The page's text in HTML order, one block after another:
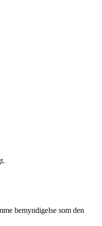
bemyndigelse som den